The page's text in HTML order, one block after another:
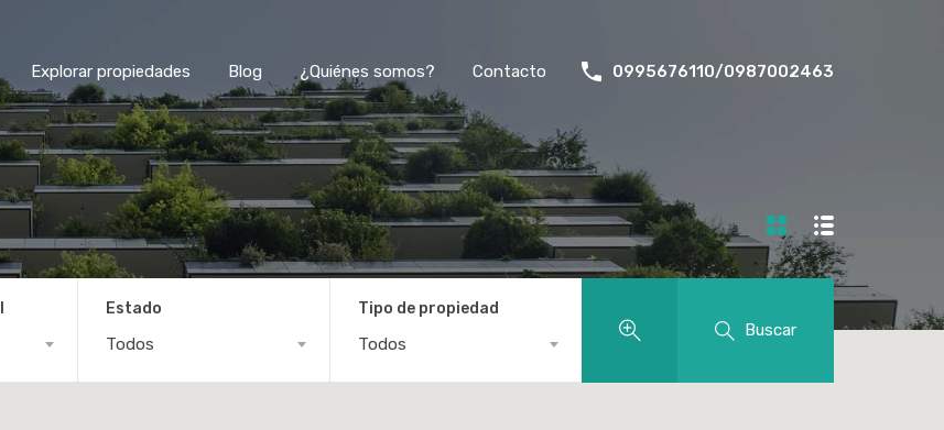
Explorar propiedades Blog ¿Quiénes somos? Contacto 0995676110/0987002463
Estado
Todos
Tipo de propiedad
Todos
Buscar